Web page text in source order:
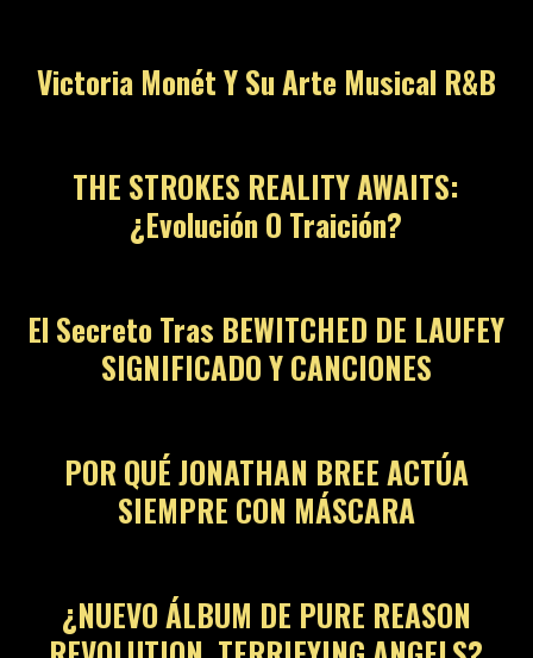
Victoria Monét Y Su Arte Musical R&B
THE STROKES REALITY AWAITS:
¿Evolución O Traición?
El Secreto Tras BEWITCHED DE LAUFEY
SIGNIFICADO Y CANCIONES
POR QUÉ JONATHAN BREE ACTÚA
SIEMPRE CON MÁSCARA
¿NUEVO ÁLBUM DE PURE REASON